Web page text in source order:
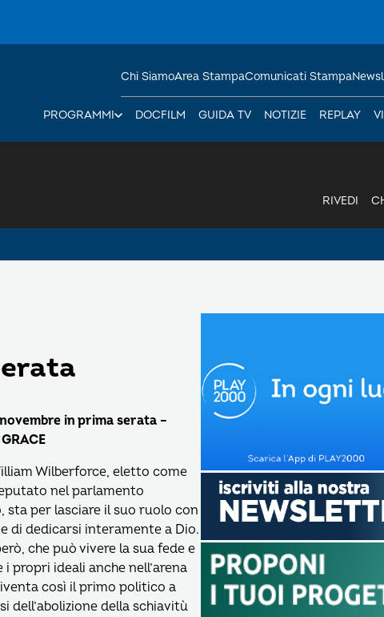
PROGRAMMI DOCFILM GUIDA TV NOTIZIE REPLAY
Chi SiamoArea StampaComunicati Stampa
RIVEDI
in prima serata –
Wilberforce, eletto come
nel parlamento
sta per lasciare il suo ruolo con
di dedicarsi interamente a Dio.
che può vivere la sua fede e
i propri ideali anche nell’arena
così il primo politico a
dell’abolizione della schiavitù